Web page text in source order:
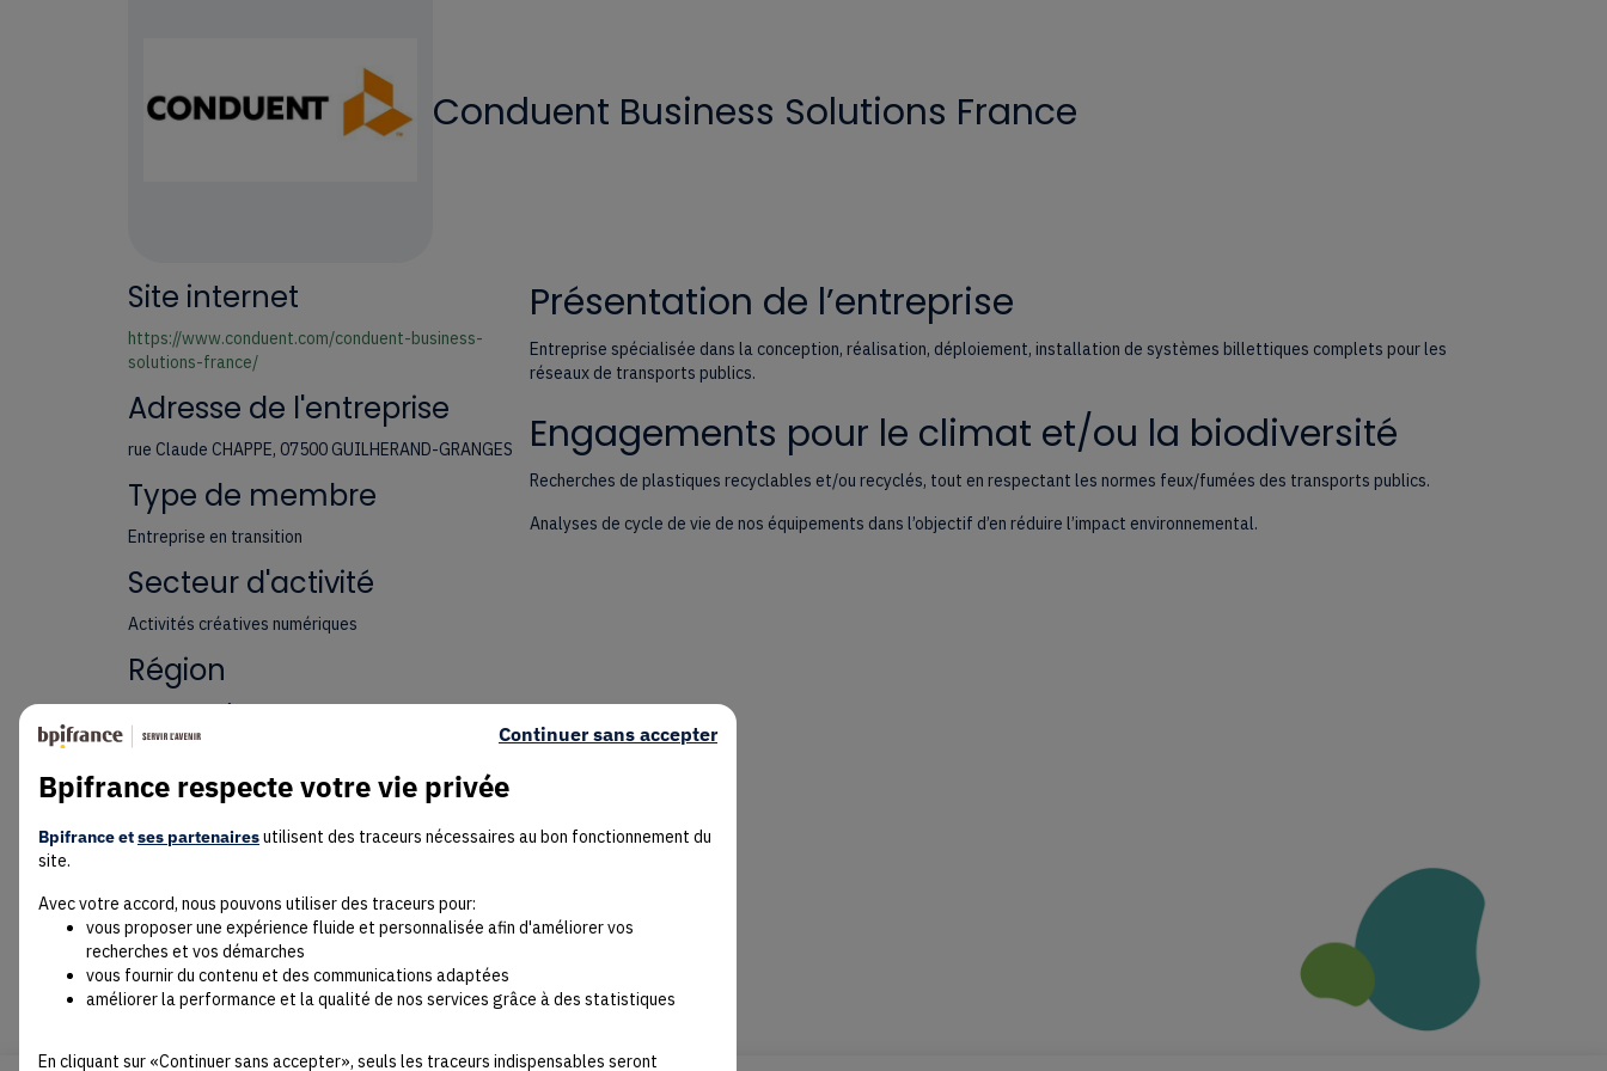
Conduent Business Solutions France
Site internet
https://www.conduent.com/conduent-business-
solutions-france/
Adresse de l'entreprise
rue Claude CHAPPE, 07500 GUILHERAND-GRANGES
Type de membre
Entreprise en transition
Secteur d'activité
Activités créatives numériques
Région
Auvergne-Rhône-Alpes
Taille de l'entreprise
ETI (Entreprise de Taille Intermédiaire)
Présentation de l’entreprise
Entreprise spécialisée dans la conception, réalisation, déploiement, installation de systèmes billettiques complets pour les
réseaux de transports publics.
Engagements pour le climat et/ou la biodiversité
Recherches de plastiques recyclables et/ou recyclés, tout en respectant les normes feux/fumées des transports publics.
Analyses de cycle de vie de nos équipements dans l’objectif d’en réduire l’impact environnemental.
Bpifrance respecte votre vie privée
Bpifrance etses partenairesutilisent des traceurs nécessaires au bon fonctionnement du
site.
Avec votre accord, nous pouvons utiliser des traceurs pour:
vous proposer une expérience fluide et personnalisée afin d'améliorer vos
recherches et vos démarches
vous fournir du contenu et des communications adaptées
améliorer la performance et la qualité de nos services grâce à des statistiques
En cliquant sur «Continuer sans accepter», seuls les traceurs indispensables seront
Continuer sans accepter